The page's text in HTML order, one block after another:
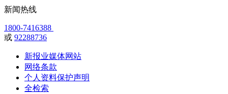
新闻热线
1800-7416388
或 92288736
新报业媒体网站
网络条款
个人资料保护声明
全检索